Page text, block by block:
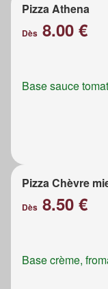
Pizza Athena
Dès 8.00 €
Base sauce
Pizza Chèvre
Dès 8.50 €
Base crème,